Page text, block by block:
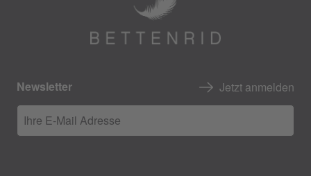
Newsletter Jetzt anmelden
Ihre E-Mail Adresse